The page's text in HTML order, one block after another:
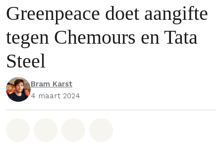
Greenpeace doet aangifte
tegen Chemours en Tata
Steel
Bram Karst
4 maart 2024